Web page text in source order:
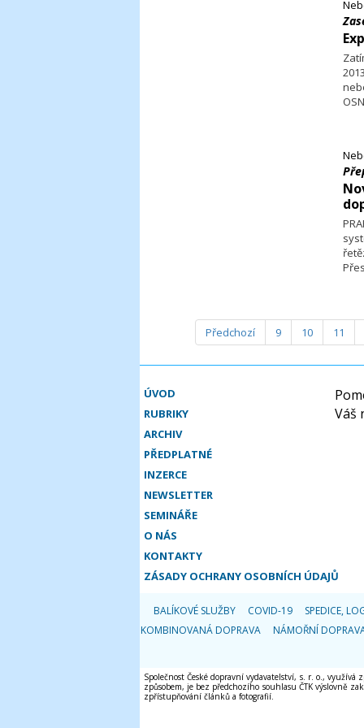
Předchozí 9 10 11
ÚVOD
RUBRIKY
ARCHIV
PŘEDPLATNÉ
INZERCE
NEWSLETTER
SEMINÁŘE
O NÁS
KONTAKTY
ZÁSADY OCHRANY OSOBNÍCH ÚDAJŮ
Váš
BALÍKOVÉ SLUŽBY COVID-19 SPEDICE,
KOMBINOVANÁ DOPRAVA
NÁMOŘNÍ
Společnost České dopravní vydavatelství, s. r. o.,
způsobem, je bez předchozího souhlasu ČTK výslovně
zpřístupňování článků a fotografií.